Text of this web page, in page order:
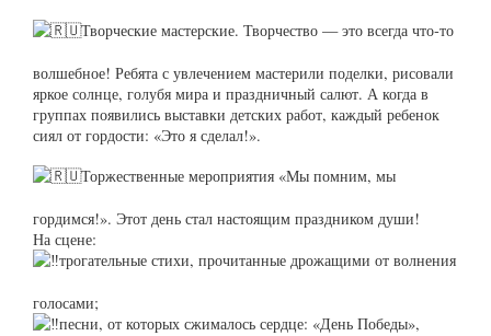
Творческие мастерские. Творчество — это всегда что‑то
волшебное! Ребята с увлечением мастерили поделки, рисовали
яркое солнце, голубя мира и праздничный салют. А когда в
группах появились выставки детских работ, каждый ребенок
сиял от гордости: «Это я сделал!».
Торжественные мероприятия «Мы помним, мы
гордимся!». Этот день стал настоящим праздником души!
На сцене:
трогательные стихи, прочитанные дрожащими от волнения
голосами;
песни, от которых сжималось сердце: «День Победы»,